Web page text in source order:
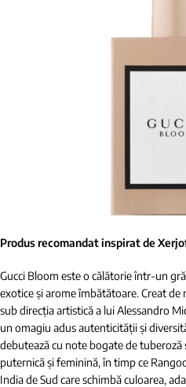
Produs recomandat inspirat de
Gucci Bloom este o călătorie într-un
exotice și arome îmbătătoare. Creat
sub direcția artistică a lui Alessandro
un omagiu adus autenticității și
debutează cu note bogate de tuberoză
puternică și feminină, în timp ce
India de Sud care schimbă culoarea,